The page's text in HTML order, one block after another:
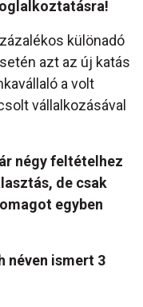
különadó
azt az új katás
a volt
vállalkozásával
négy feltételhez
de csak
egyben
néven ismert 3